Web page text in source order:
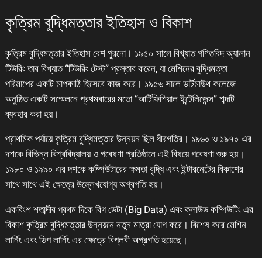
কৃত্রিম বুদ্ধিমত্তার ইতিহাস ও বিকাশ
কৃত্রিম বুদ্ধিমত্তার ইতিহাস বেশ পুরনো। ১৯৫০ সালে বিখ্যাত গণিতবিদ অ্যালান
টিউরিং তার বিখ্যাত “টিউরিং টেস্ট” প্রস্তাব করেন, যা মেশিনের বুদ্ধিমত্তা
পরিমাপের একটি মাপকাঠি হিসেবে কাজ করে। ১৯৫৬ সালে ডার্টমাউথ কলেজে
অনুষ্ঠিত একটি সম্মেলনে প্রথমবারের মতো “আর্টিফিশিয়াল ইন্টেলিজেন্স” শব্দটি
ব্যবহার করা হয়।
প্রাথমিক পর্যায়ে কৃত্রিম বুদ্ধিমত্তার উন্নয়ন ছিল ধীরগতির। ১৯৬০ ও ১৯৭০ এর
দশকে বিভিন্ন বিশ্ববিদ্যালয় ও গবেষণা প্রতিষ্ঠানে এই বিষয়ে গবেষণা শুরু হয়।
১৯৮০ ও ১৯৯০ এর দশকে কম্পিউটারের ক্ষমতা বৃদ্ধি এবং ইন্টারনেটের বিকাশের
সাথে সাথে এই ক্ষেত্রে উল্লেখযোগ্য অগ্রগতি হয়।
একবিংশ শতাব্দীর প্রথম দিকে বিগ ডেটা (Big Data) এবং ক্লাউড কম্পিউটিং এর
বিকাশ কৃত্রিম বুদ্ধিমত্তার উন্নয়নে নতুন মাত্রা যোগ করে। বিশেষ করে মেশিন
লার্নিং এবং ডিপ লার্নিং এর ক্ষেত্রে বিপ্লবী অগ্রগতি হয়েছে।